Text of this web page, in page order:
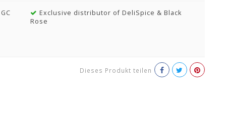
Exclusive distributor of DeliSpice & Black
Rose
Dieses Produkt teilen